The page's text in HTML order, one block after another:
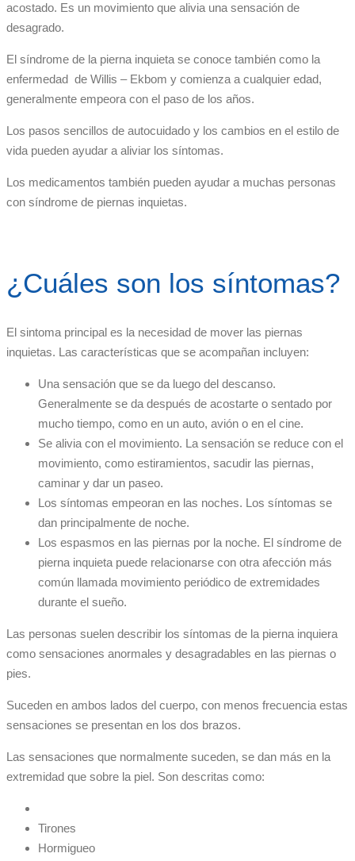
acostado. Es un movimiento que alivia una sensación de
desagrado.
El síndrome de la pierna inquieta se conoce también como la
enfermedad de Willis – Ekbom y comienza a cualquier edad,
generalmente empeora con el paso de los años.
Los pasos sencillos de autocuidado y los cambios en el estilo de
vida pueden ayudar a aliviar los síntomas.
Los medicamentos también pueden ayudar a muchas personas
con síndrome de piernas inquietas.
¿Cuáles son los síntomas?
El sintoma principal es la necesidad de mover las piernas
inquietas. Las características que se acompañan incluyen:
Una sensación que se da luego del descanso.
Generalmente se da después de acostarte o sentado por
mucho tiempo, como en un auto, avión o en el cine.
Se alivia con el movimiento. La sensación se reduce con el
movimiento, como estiramientos, sacudir las piernas,
caminar y dar un paseo.
Los síntomas empeoran en las noches. Los síntomas se
dan principalmente de noche.
Los espasmos en las piernas por la noche. El síndrome de
pierna inquieta puede relacionarse con otra afección más
común llamada movimiento periódico de extremidades
durante el sueño.
Las personas suelen describir los síntomas de la pierna inquiera
como sensaciones anormales y desagradables en las piernas o
pies.
Suceden en ambos lados del cuerpo, con menos frecuencia estas
sensaciones se presentan en los dos brazos.
Las sensaciones que normalmente suceden, se dan más en la
extremidad que sobre la piel. Son descritas como:
Tirones
Hormigueo